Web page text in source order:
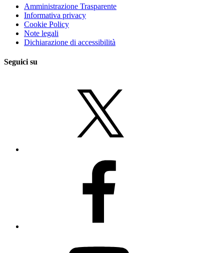
Amministrazione Trasparente
Informativa privacy
Cookie Policy
Note legali
Dichiarazione di accessibilità
Seguici su